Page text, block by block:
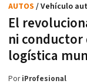
El
ni
logística
AUTOS / Vehículo
PoriProfesional